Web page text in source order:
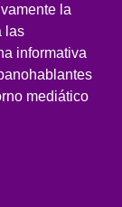
la
las
informativa
mediático